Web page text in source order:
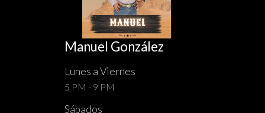
Manuel González
Lunes a Viernes
5 PM - 9 PM
Sábados